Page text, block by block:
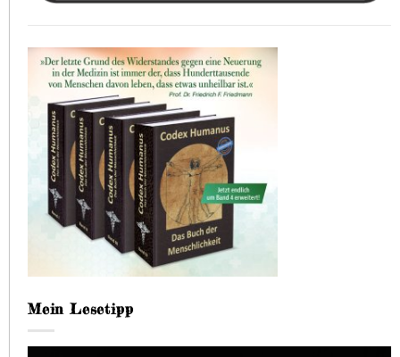
Mein Lesetipp